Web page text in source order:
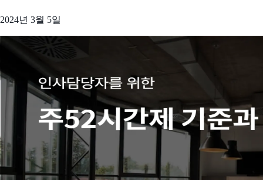
2024년 3월 5일